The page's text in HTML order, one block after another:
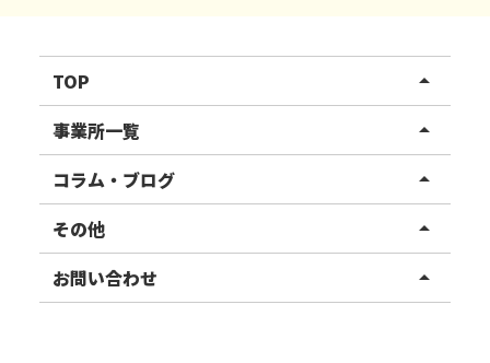
TOP arrow_drop_up
リハスワーク
リハスファーム
事業所一覧 arrow_drop_up
関東エリア
東北エリア
甲信越エリア
コラム・ブログ arrow_drop_up
事業所ブログ
ご利用者様の声
その他 arrow_drop_up
お知らせ
お問い合わせ arrow_drop_up